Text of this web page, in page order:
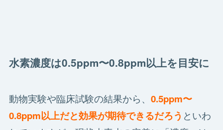
水素濃度は0.5ppm〜0.8ppm以上を目安に
動物実験や臨床試験の結果から、 0.5ppm〜
0.8ppm以上だと効果が期待できるだろう といわ